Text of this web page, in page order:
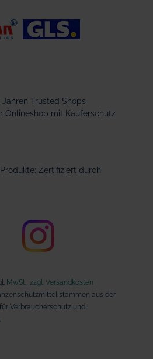
Trusted Shops
Onlineshop mit Käuferschutz
Zertifiziert durch
MwSt., zzgl. Versandkosten
stammen aus der
Verbraucherschutz und